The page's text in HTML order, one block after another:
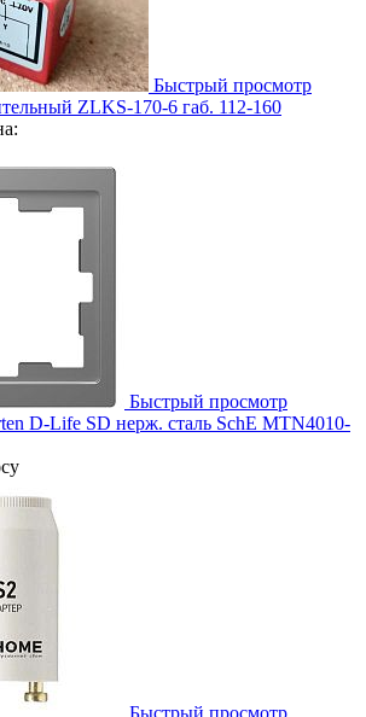
Быстрый просмотр
ZLKS-170-6 габ. 112-160
Быстрый просмотр
D-Life SD нерж. сталь SchE MTN4010-
Быстрый просмотр